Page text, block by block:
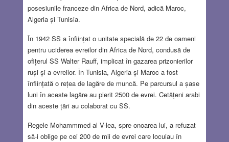
posesiunile franceze din Africa de Nord, adică Maroc,
Algeria și Tunisia.
În 1942 SS a înființat o unitate specială de 22 de oameni
pentru uciderea evreilor din Africa de Nord, condusă de
ofițerul SS Walter Rauff, implicat în gazarea prizonierilor
ruși și a evreilor. În Tunisia, Algeria și Maroc a fost
înființată o rețea de lagăre de muncă. Pe parcursul a șase
luni în aceste lagăre au pierit 2500 de evrei. Cetățeni arabi
din aceste țări au colaborat cu SS.
Regele Mohammmed al V-lea, spre onoarea lui, a refuzat
să-i oblige pe cei 200 de mii de evrei care locuiau în